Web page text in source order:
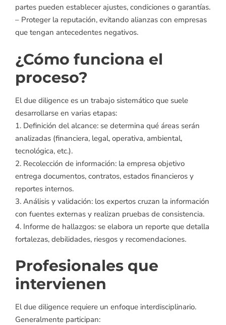
partes pueden establecer ajustes, condiciones o garantías.
– Proteger la reputación, evitando alianzas con empresas
que tengan antecedentes negativos.
¿Cómo funciona el
proceso?
El due diligence es un trabajo sistemático que suele
desarrollarse en varias etapas:
1. Definición del alcance: se determina qué áreas serán
analizadas (financiera, legal, operativa, ambiental,
tecnológica, etc.).
2. Recolección de información: la empresa objetivo
entrega documentos, contratos, estados financieros y
reportes internos.
3. Análisis y validación: los expertos cruzan la información
con fuentes externas y realizan pruebas de consistencia.
4. Informe de hallazgos: se elabora un reporte que detalla
fortalezas, debilidades, riesgos y recomendaciones.
Profesionales que
intervienen
El due diligence requiere un enfoque interdisciplinario.
Generalmente participan: